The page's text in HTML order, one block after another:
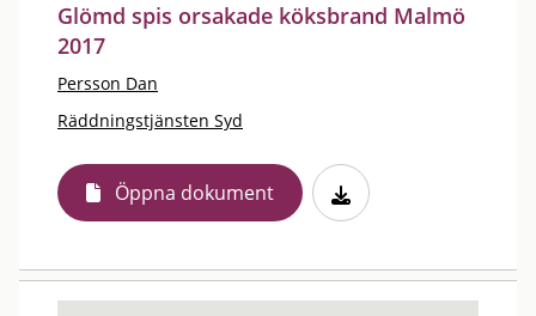
Glömd spis orsakade köksbrand Malmö
2017
Persson Dan
Räddningstjänsten Syd
Öppna dokument